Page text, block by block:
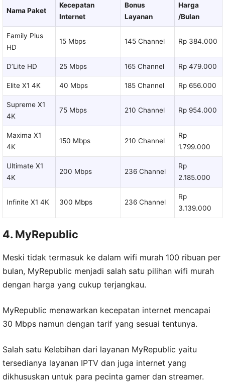
Nama Paket
Kecepatan
Internet
Bonus
Layanan
Harga
/Bulan
Family Plus
HD
15 Mbps 145 Channel Rp 384.000
D’Lite HD 25 Mbps 165 Channel Rp 479.000
Elite X1 4K 40 Mbps 185 Channel Rp 656.000
Supreme X1
4K
75 Mbps 210 Channel Rp 954.000
Maxima X1
4K
150 Mbps 210 Channel
Rp
1.799.000
Ultimate X1
4K
200 Mbps 236 Channel
Rp
2.185.000
Infinite X1 4K 300 Mbps 236 Channel
Rp
3.139.000
4. MyRepublic
Meski tidak termasuk ke dalam wifi murah 100 ribuan per
bulan, MyRepublic menjadi salah satu pilihan wifi murah
dengan harga yang cukup terjangkau.
MyRepublic menawarkan kecepatan internet mencapai
30 Mbps namun dengan tarif yang sesuai tentunya.
Salah satu Kelebihan dari layanan MyRepublic yaitu
tersedianya layanan IPTV dan juga internet yang
dikhususkan untuk para pecinta gamer dan streamer.